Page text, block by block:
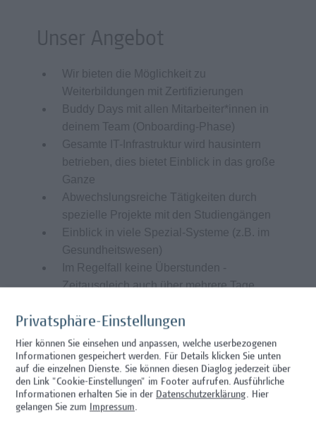
Unser Angebot
Wir bieten die Möglichkeit zu
Weiterbildungen mit Zertifizierungen
Buddy Days mit allen Mitarbeiter*innen in
deinem Team (Onboarding-Phase)
Gesamte IT-Infrastruktur wird hausintern
betrieben, dies bietet Einblick in das große
Ganze
Abwechslungsreiche Tätigkeiten durch
spezielle Projekte mit den Studiengängen
Einblick in viele Spezial-Systeme (z.B. im
Gesundheitswesen)
Im Regelfall keine Überstunden -
Zeitausgleich auch über mehrere Tage
Möglichkeit zu 3 Wochen durchgehendem
Urlaub
Arbeitsplatz im 10. Bezirk ist optimal
öffentlich, mit Auto oder Fahrrad erreichbar
(Garagenplätze vorhanden)
Lebensmittelgutscheine und
Privatsphäre-Einstellungen
Hier können Sie einsehen und anpassen, welche userbezogenen
Informationen gespeichert werden. Für Details klicken Sie unten
auf die einzelnen Dienste. Sie können diesen Diaglog jederzeit über
den Link "Cookie-Einstellungen" im Footer aufrufen. Ausführliche
Informationen erhalten Sie in der Datenschutzerklärung. Hier
gelangen Sie zum Impressum.